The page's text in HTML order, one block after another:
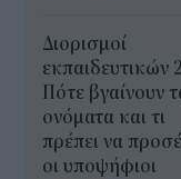
Διορισμοί
εκπαιδευτικών
Πότε βγαίνουν
ονόματα και τι
πρέπει να
οι υποψήφιοι